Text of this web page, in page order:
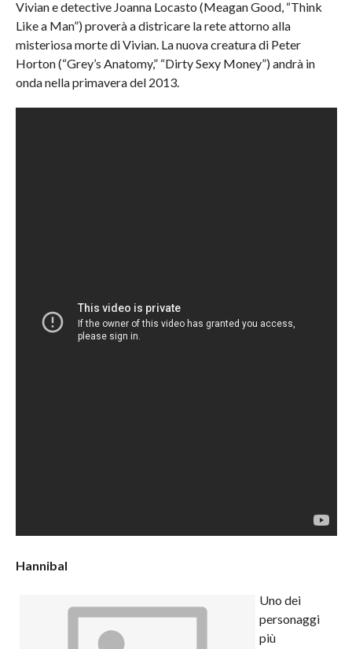
Vivian e detective Joanna Locasto (Meagan Good, “Think
Like a Man”) proverà a districare la rete attorno alla
misteriosa morte di Vivian. La nuova creatura di Peter
Horton (“Grey’s Anatomy,” “Dirty Sexy Money”) andrà in
onda nella primavera del 2013.
Hannibal
Uno dei
personaggi
più